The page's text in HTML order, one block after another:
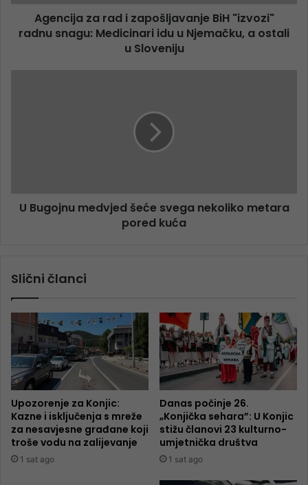
Agencija za rad i zapošljavanje BiH "izvozi"
radnu snagu: Medicinari idu u Njemačku, a ostali
u Sloveniju
U Bugojnu medvjed šeće svega nekoliko metara
pored kuća
Slični članci
Upozorenje za Konjic:
Kazne i isključenja s mreže
za nesavjesne građane koji
troše vodu na zalijevanje
1 sat ago
Danas počinje 26.
„Konjička sehara”: U Konjic
stižu članovi 23 kulturno-
umjetnička društva
1 sat ago